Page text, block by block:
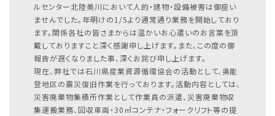
ルセンター北陸美川において人的・建物・設備被害は御座い
ませんでした。年明けの1/5より通常通り業務を開始しており
ます。関係各社の皆さまからは温かいお心遣いのお言葉を頂
戴しておりますこと深く感謝申し上げます。また、この度の御
報告が遅くなりました事、深くお詫び申し上げます。
現在、弊社では石川県産業資源循環協会の活動として、奥能
登地区の震災復旧作業を行っております。活動内容としては、
災害廃棄物集積所作業として作業員の派遣、災害廃棄物収
集運搬業務、回収車両・30㎥コンテナ・フォークリフト等の提